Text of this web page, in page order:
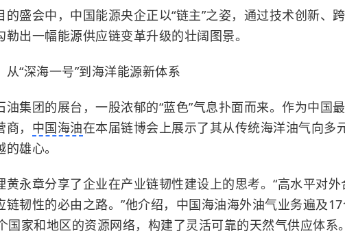
的盛会中，中国能源央企正以“链主”之姿，通过技术创新、
勒出一幅能源供应链变革升级的壮阔图景。
从“深海一号”到海洋能源新体系
油集团的展台，一股浓郁的“蓝色”气息扑面而来。作为中国
， 中国海油在本届链博会上展示了其从传统海洋油气向多
雄心。
黄永章分享了企业在产业链韧性建设上的思考。“高水平对外
链韧性的必由之路。”他介绍，中国海油海外油气业务遍及
国家和地区的资源网络，构建了灵活可靠的天然气供应体系。